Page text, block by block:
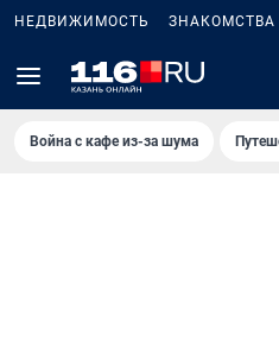
НЕДВИЖИМОСТЬ ЗНАКОМСТВА
Война с кафе из-за шума